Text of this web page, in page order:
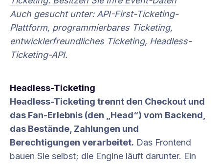
Auch gesucht unter: API-First-Ticketing-
Plattform, programmierbares Ticketing,
entwicklerfreundliches Ticketing, Headless-
Ticketing-API.
Headless-Ticketing
Headless-Ticketing trennt den Checkout und
das Fan-Erlebnis (den „Head“) vom Backend,
das Bestände, Zahlungen und
Berechtigungen verarbeitet. Das Frontend
bauen Sie selbst; die Engine läuft darunter. Ein